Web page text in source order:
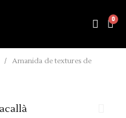
Amanida de textures de